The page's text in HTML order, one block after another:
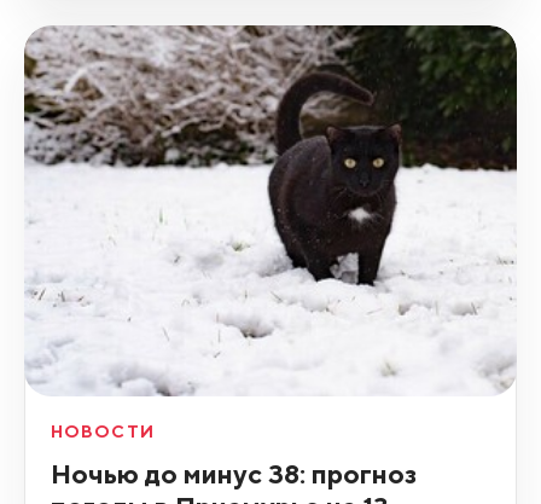
НОВОСТИ
Ночью до минус 38: прогноз